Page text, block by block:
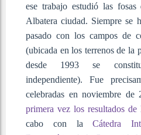
ese trabajo estudió las
Albatera ciudad. Siempre se
pasado con los campos de
(ubicada en los terrenos de la
desde 1993 se
independiente). Fue
celebradas en noviembre
primera vez los resultados de
cabo con laCátedra